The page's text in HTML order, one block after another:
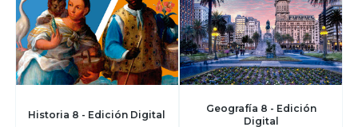
Historia 8 - Edición Digital
Geografía 8 - Edición
Digital